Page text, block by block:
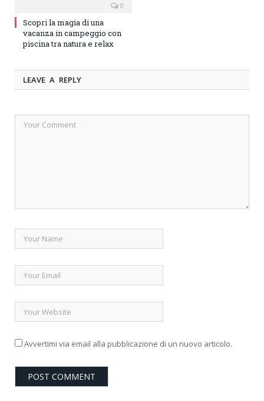
0
Scopri la magia di una
vacanza in campeggio con
piscina tra natura e relax
LEAVE A REPLY
Avvertimi via email alla pubblicazione di un nuovo articolo.